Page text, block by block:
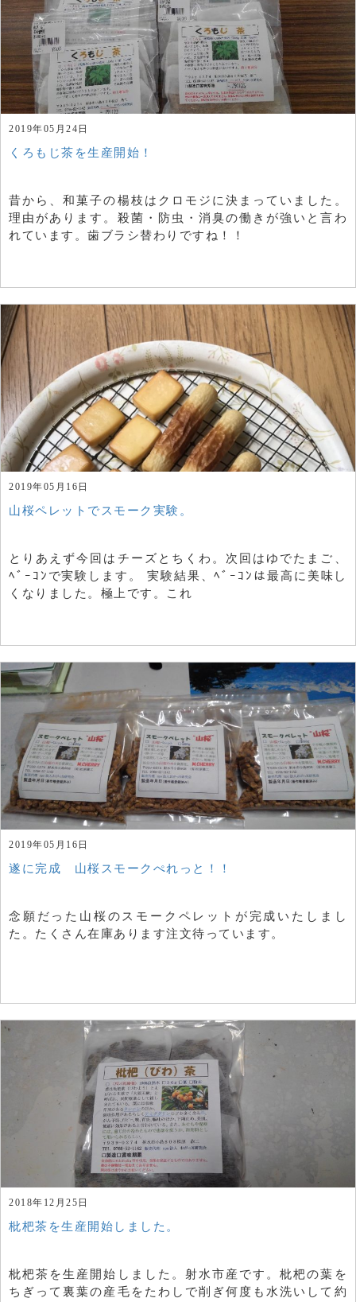
2019年05月24日
くろもじ茶を生産開始！
昔から、和菓子の楊枝はクロモジに決まっていました。
理由があります。殺菌・防虫・消臭の働きが強いと言わ
れています。歯ブラシ替わりですね！！
2019年05月16日
山桜ペレットでスモーク実験。
とりあえず今回はチーズとちくわ。次回はゆでたまご、
ﾍﾞｰｺﾝで実験します。 実験結果、ﾍﾞｰｺﾝは最高に美味し
くなりました。極上です。これ
2019年05月16日
遂に完成 山桜スモークぺれっと！！
念願だった山桜のスモークペレットが完成いたしまし
た。たくさん在庫あります注文待っています。
2018年12月25日
枇杷茶を生産開始しました。
枇杷茶を生産開始しました。射水市産です。枇杷の葉を
ちぎって裏葉の産毛をたわしで削ぎ何度も水洗いして約